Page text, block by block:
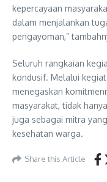
kepercayaan
dalam menjalankan
pengayoman,”
Seluruh rangkaian
kondusif. Melalui
menegaskan
masyarakat, tidak
juga sebagai mitra
kesehatan warga.
Share this Article